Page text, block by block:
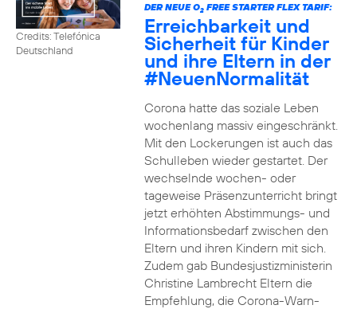
Credits: Telefónica
Deutschland
DER NEUE O2FREE STARTER FLEX TARIF:
Erreichbarkeit und
Sicherheit für Kinder
und ihre Eltern in der
#NeuenNormalität
Corona hatte das soziale Leben
wochenlang massiv eingeschränkt.
Mit den Lockerungen ist auch das
Schulleben wieder gestartet. Der
wechselnde wochen- oder
tageweise Präsenzunterricht bringt
jetzt erhöhten Abstimmungs- und
Informationsbedarf zwischen den
Eltern und ihren Kindern mit sich.
Zudem gab Bundesjustizministerin
Christine Lambrecht Eltern die
Empfehlung, die Corona-Warn-